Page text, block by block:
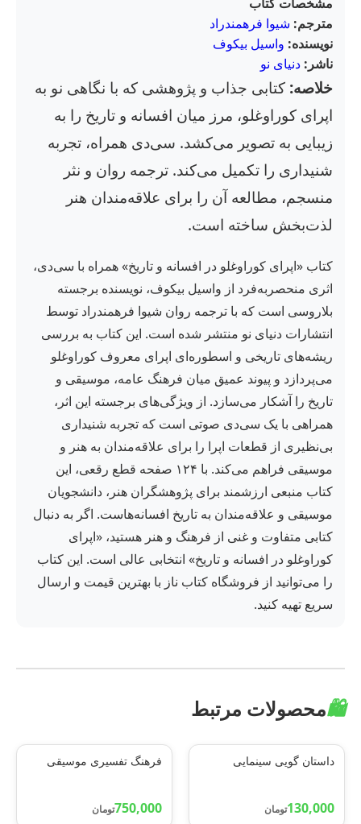
مترجم: شیوا فرهمندراد
نویسنده: واسیل بیکوف
ناشر: دنیای نو
خلاصه: کتابی جذاب و پژوهشی که با نگاهی نو به
اپرای کوراوغلو، مرز میان افسانه و تاریخ را به
زیبایی به تصویر می‌کشد. سی‌دی همراه، تجربه
شنیداری را تکمیل می‌کند. ترجمه روان و نثر
منسجم، مطالعه آن را برای علاقه‌مندان هنر
لذت‌بخش ساخته است.
کتاب «اپرای کوراوغلو در افسانه و تاریخ» همراه با سی‌دی،
اثری منحصربه‌فرد از واسیل بیکوف، نویسنده برجسته
بلاروسی است که با ترجمه روان شیوا فرهمندراد توسط
انتشارات دنیای نو منتشر شده است. این کتاب به بررسی
ریشه‌های تاریخی و اسطوره‌ای اپرای معروف کوراوغلو
می‌پردازد و پیوند عمیق میان فرهنگ عامه، موسیقی و
تاریخ را آشکار می‌سازد. از ویژگی‌های برجسته این اثر،
همراهی با یک سی‌دی صوتی است که تجربه شنیداری
بی‌نظیری از قطعات اپرا را برای علاقه‌مندان به هنر و
موسیقی فراهم می‌کند. با ۱۲۴ صفحه قطع رقعی، این
کتاب منبعی ارزشمند برای پژوهشگران هنر، دانشجویان
موسیقی و علاقه‌مندان به تاریخ افسانه‌هاست. اگر به دنبال
کتابی متفاوت و غنی از فرهنگ و هنر هستید، «اپرای
کوراوغلو در افسانه و تاریخ» انتخابی عالی است. این کتاب
را می‌توانید از فروشگاه کتاب ناز با بهترین قیمت و ارسال
سریع تهیه کنید.
🛍️محصولات مرتبط
داستان گویی سینمایی
130,000تومان
فرهنگ تفسیری موسیقی
750,000تومان